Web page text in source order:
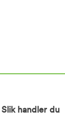
Slik handler du